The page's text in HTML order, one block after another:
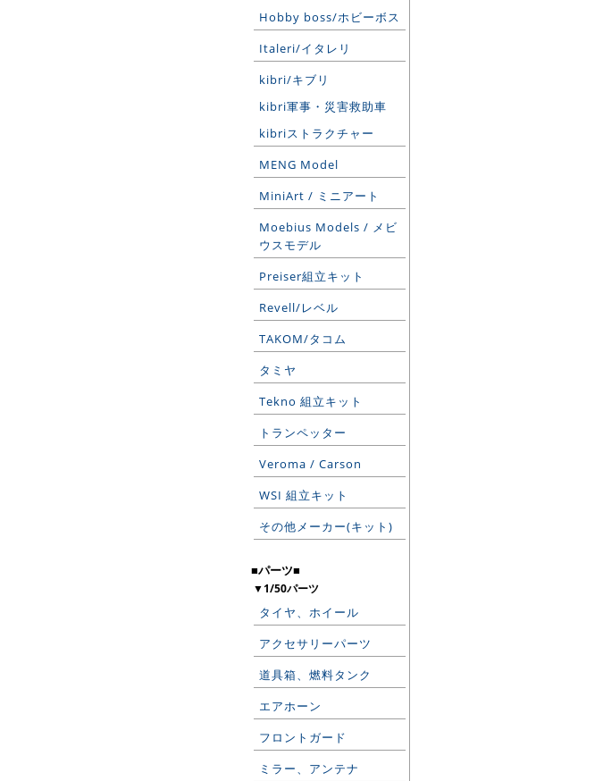
Hobby boss/ホビーボス
Italeri/イタレリ
kibri/キブリ
kibri軍事・災害救助車
kibriストラクチャー
MENG Model
MiniArt / ミニアート
Moebius Models / メビ
ウスモデル
Preiser組立キット
Revell/レベル
TAKOM/タコム
タミヤ
Tekno 組立キット
トランペッター
Veroma / Carson
WSI 組立キット
その他メーカー(キット)
■パーツ■
▼1/50パーツ
タイヤ、ホイール
アクセサリーパーツ
道具箱、燃料タンク
エアホーン
フロントガード
ミラー、アンテナ